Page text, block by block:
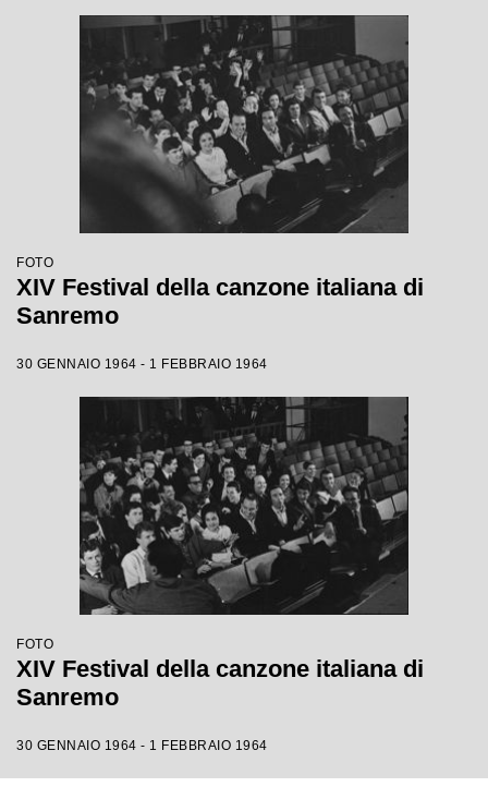
FOTO
XIV Festival della canzone italiana di
Sanremo
30 GENNAIO 1964 - 1 FEBBRAIO 1964
FOTO
XIV Festival della canzone italiana di
Sanremo
30 GENNAIO 1964 - 1 FEBBRAIO 1964